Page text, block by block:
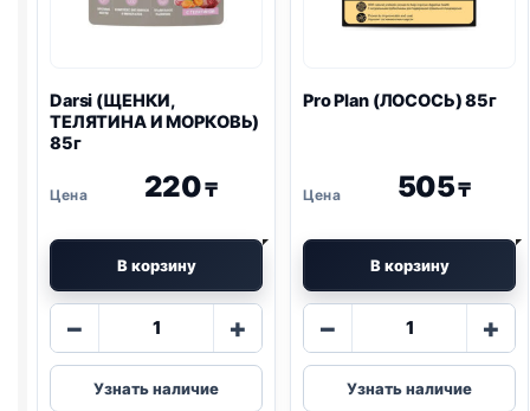
Darsi (ЩЕНКИ,
ТЕЛЯТИНА И МОРКОВЬ)
85г
220₸
В корзину
−
Количество
Darsi
(ЩЕНКИ,
+
Узнать наличие
Pro Plan (ЛОСОСЬ) 85г
505₸
В корзину
−
Количество
Pro
Plan
+
Узнать наличие